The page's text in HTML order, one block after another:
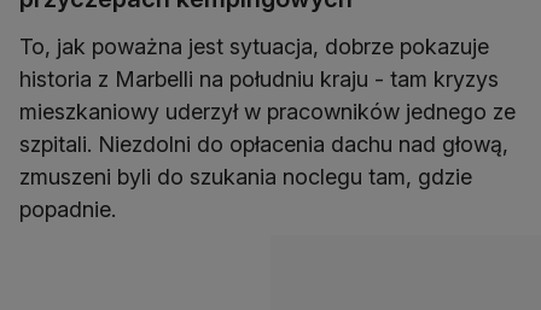
To, jak poważna jest sytuacja, dobrze pokazuje
historia z Marbelli na południu kraju - tam kryzys
mieszkaniowy uderzył w pracowników jednego ze
szpitali. Niezdolni do opłacenia dachu nad głową,
zmuszeni byli do szukania noclegu tam, gdzie
popadnie.